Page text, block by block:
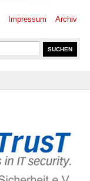
Impressum Archiv